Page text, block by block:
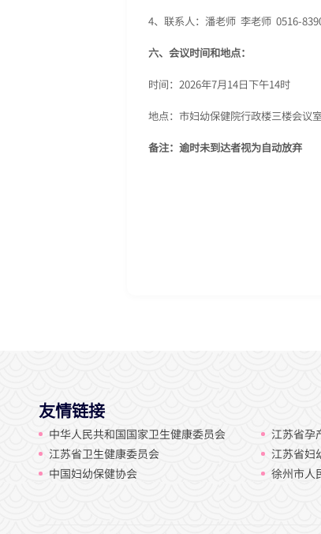
4、联系人：潘老师 李老师 0516-
六、会议时间和地点：
时间：2026年7月14日下午14时
地点：市妇幼保健院行政楼三楼会议
备注：逾时未到达者视为自动放弃
友情链接
中华人民共和国国家卫生健康委员会 江苏省孕
江苏省卫生健康委员会
江苏省妇
中国妇幼保健协会
徐州市人